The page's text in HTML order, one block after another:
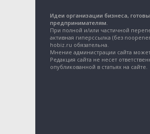
Идеи организации бизнеса,
предпринимателям.
При полной и/или частичной
активная гиперссылка (без
hobiz.ru обязательна.
Мнение администрации сайта
Редакция сайта не несет
опубликованной в статьях на сайте.